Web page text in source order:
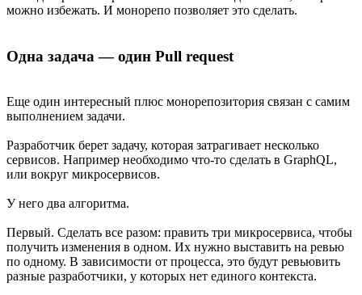
можно избежать. И монорепо позволяет это сделать.
Одна задача — один Pull request
Еще один интересный плюс монорепозитория связан с самим
выполнением задачи.
Разработчик берет задачу, которая затрагивает несколько
сервисов. Например необходимо что-то сделать в GraphQL,
или вокруг микросервисов.
У него два алгоритма.
Первый. Сделать все разом: править три микросервиса, чтобы
получить изменения в одном. Их нужно выставить на ревью
по одному. В зависимости от процесса, это будут ревьювить
разные разработчики, у которых нет единого контекста.